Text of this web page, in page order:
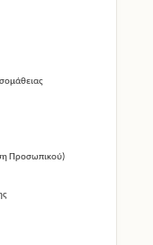
Προσωπικού)